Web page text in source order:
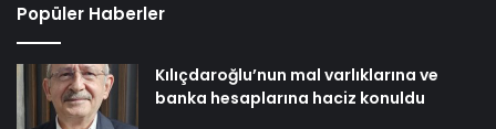
Popüler Haberler
Kılıçdaroğlu’nun mal varlıklarına ve
banka hesaplarına haciz konuldu